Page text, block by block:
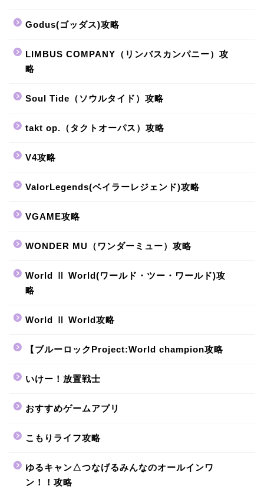
Godus(ゴッダス)攻略
LIMBUS COMPANY（リンバスカンパニー）攻
略
Soul Tide（ソウルタイド）攻略
takt op.（タクトオーパス）攻略
V4攻略
ValorLegends(ベイラーレジェンド)攻略
VGAME攻略
WONDER MU（ワンダーミュー）攻略
World Ⅱ World(ワールド・ツー・ワールド)攻
略
World Ⅱ World攻略
【ブルーロックProject:World champion攻略
いけー！放置戦士
おすすめゲームアプリ
こもりライフ攻略
ゆるキャン△つなげるみんなのオールインワ
ン！！攻略